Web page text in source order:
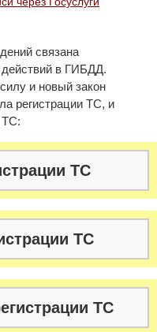
связана
действий в ГИБДД.
и новый закон
регистрации ТС, и
ТС:
ТС
ТС
ТС